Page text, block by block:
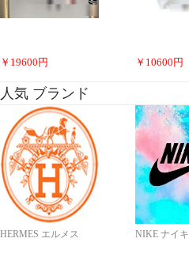
￥ 19600 円 ￥ 10600 円
人気 ブランド
HERMES エルメス NIKE ナイキ